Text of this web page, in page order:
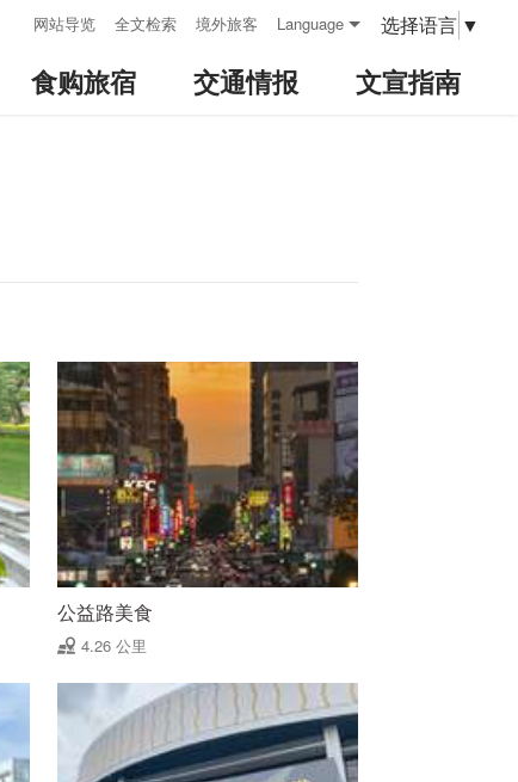
网站导览 全文检索 境外旅客 Language 选择语言 ▼
食购旅宿 交通情报 文宣指南
公益路美食
4.26 公里